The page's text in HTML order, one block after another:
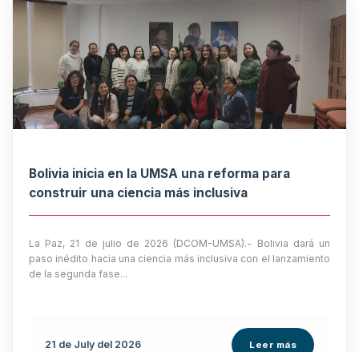
Bolivia inicia en la UMSA una reforma para
construir una ciencia más inclusiva
La Paz, 21 de julio de 2026 (DCOM-UMSA).- Bolivia dará un
paso inédito hacia una ciencia más inclusiva con el lanzamiento
de la segunda fase...
21 de July del 2026 Leer más